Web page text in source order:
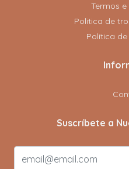
Termos
Politica de
Política
Suscríbete a